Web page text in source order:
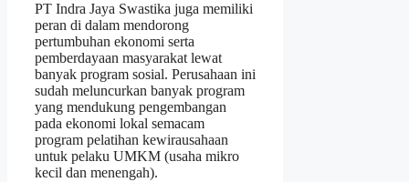
PT Indra Jaya Swastika juga memiliki
peran di dalam mendorong
pertumbuhan ekonomi serta
pemberdayaan masyarakat lewat
banyak program sosial. Perusahaan ini
sudah meluncurkan banyak program
yang mendukung pengembangan
pada ekonomi lokal semacam
program pelatihan kewirausahaan
untuk pelaku UMKM (usaha mikro
kecil dan menengah).